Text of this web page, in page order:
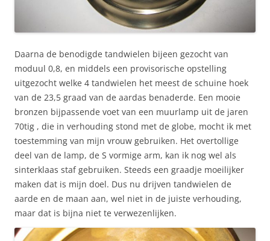
Daarna de benodigde tandwielen bijeen gezocht van
moduul 0,8, en middels een provisorische opstelling
uitgezocht welke 4 tandwielen het meest de schuine hoek
van de 23,5 graad van de aardas benaderde. Een mooie
bronzen bijpassende voet van een muurlamp uit de jaren
70tig , die in verhouding stond met de globe, mocht ik met
toestemming van mijn vrouw gebruiken. Het overtollige
deel van de lamp, de S vormige arm, kan ik nog wel als
sinterklaas staf gebruiken. Steeds een graadje moeilijker
maken dat is mijn doel. Dus nu drijven tandwielen de
aarde en de maan aan, wel niet in de juiste verhouding,
maar dat is bijna niet te verwezenlijken.